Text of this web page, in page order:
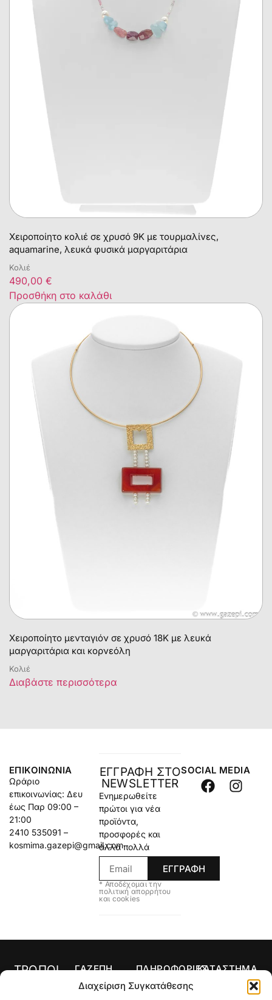
Διαχείριση Συγκατάθεσης
Χειροποίητο κολιέ σε χρυσό 9Κ με τουρμαλίνες,
aquamarine, λευκά φυσικά μαργαριτάρια
Κολιέ
490,00 €
Προσθήκη στο καλάθι
Χειροποίητο μενταγιόν σε χρυσό 18Κ με λευκά
μαργαριτάρια και κορνεόλη
Κολιέ
Διαβάστε περισσότερα
ΕΠΙΚΟΙΝΩΝΊΑ
Ωράριο
επικοινωνίας: Δευ
έως Παρ 09:00 –
21:00
2410 535091 –
kosmima.gazepi@gmail.com
ΕΓΓΡΑΦΗ ΣΤΟ
NEWSLETTER
Ενημερωθείτε
πρώτοι για νέα
προϊόντα,
προσφορές και
άλλα πολλά
ΕΓΓΡΑΦΗ
* Αποδέχομαι την
πολιτική απορρήτου
και cookies
SOCIAL MEDIA
ΤΡΟΠΟΙ
ΠΛΗΡΩΜΗΣ
ΓΑΖΕΠΗ
Αρχική
ΠΛΗΡΟΦΟΡΙΕΣ
Όροι Χρήσης
ΚΑΤΑΣΤΗΜΑ